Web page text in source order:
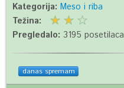
Kategorija:Meso i riba
Težina:
Pregledalo: 3195 posetilaca
danas spremam